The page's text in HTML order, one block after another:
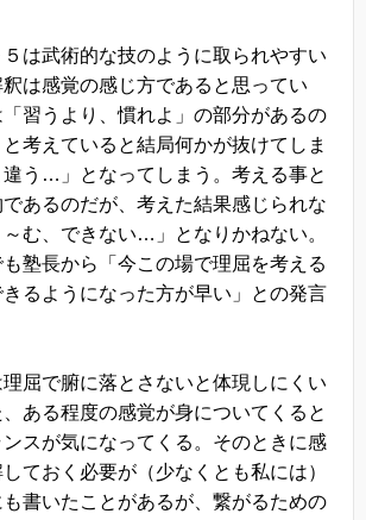
は武術的な技のように取られやすい
は感覚の感じ方であると思ってい
習うより、慣れよ」の部分があるの
考えていると結局何かが抜けてしま
違う…」となってしまう。考える事と
あるのだが、考えた結果感じられな
む、できない…」となりかねない。
塾長から「今この場で理屈を考える
るようになった方が早い」との発言
屈で腑に落とさないと体現しにくい
ある程度の感覚が身についてくると
スが気になってくる。そのときに感
ておく必要が（少なくとも私には）
書いたことがあるが、繋がるための